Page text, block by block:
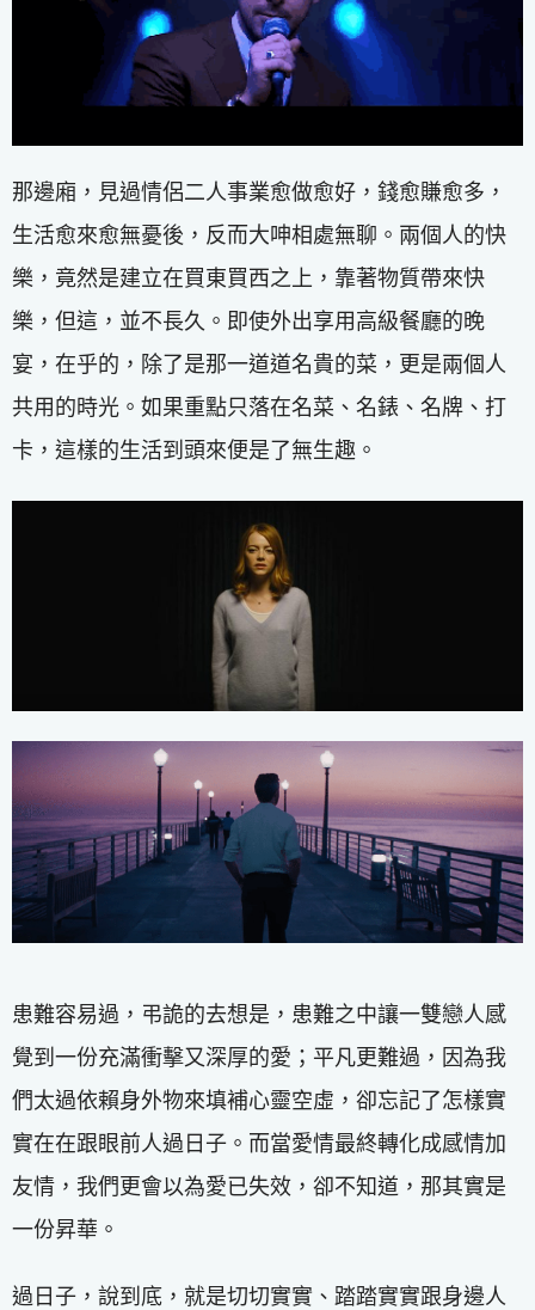
那邊廂，見過情侶二人事業愈做愈好，錢愈賺愈多，
生活愈來愈無憂後，反而大呻相處無聊。兩個人的快
樂，竟然是建立在買東買西之上，靠著物質帶來快
樂，但這，並不長久。即使外出享用高級餐廳的晚
宴，在乎的，除了是那一道道名貴的菜，更是兩個人
共用的時光。如果重點只落在名菜、名錶、名牌、打
卡，這樣的生活到頭來便是了無生趣。
患難容易過，弔詭的去想是，患難之中讓一雙戀人感
覺到一份充滿衝擊又深厚的愛；平凡更難過，因為我
們太過依賴身外物來填補心靈空虛，卻忘記了怎樣實
實在在跟眼前人過日子。而當愛情最終轉化成感情加
友情，我們更會以為愛已失效，卻不知道，那其實是
一份昇華。
過日子，說到底，就是切切實實、踏踏實實跟身邊人